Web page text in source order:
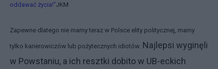
oddawać życia!"JKM
Zapewne dlatego nie mamy teraz w Polsce elity politycznej, mamy
tylko karierowiczów lub pożytecznych idiotów. Najlepsi wyginęli
w Powstaniu, a ich resztki dobito w UB-eckich